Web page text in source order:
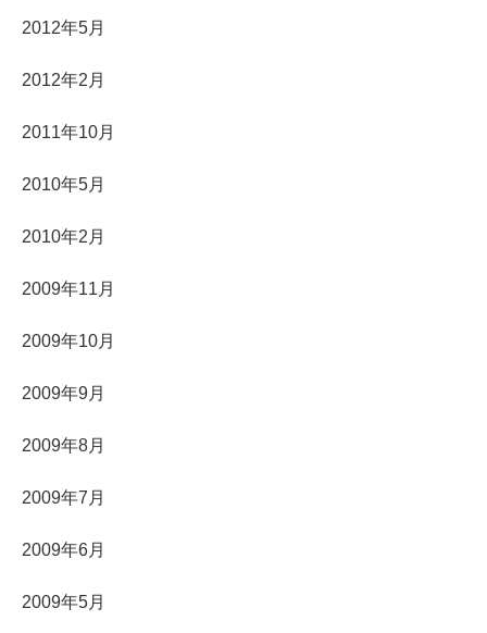
2012年5月
2012年2月
2011年10月
2010年5月
2010年2月
2009年11月
2009年10月
2009年9月
2009年8月
2009年7月
2009年6月
2009年5月